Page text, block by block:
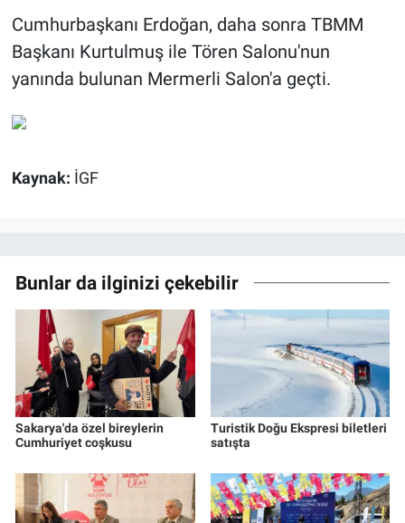
Cumhurbaşkanı Erdoğan, daha sonra TBMM
Başkanı Kurtulmuş ile Tören Salonu'nun
yanında bulunan Mermerli Salon'a geçti.
Kaynak: İGF
Bunlar da ilginizi çekebilir
Sakarya'da özel bireylerin
Cumhuriyet coşkusu
Turistik Doğu Ekspresi biletleri
satışta